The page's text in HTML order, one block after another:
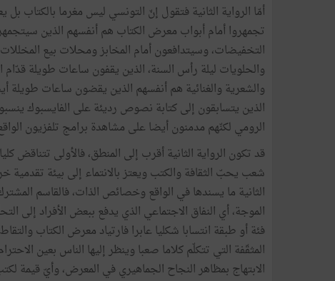
أمّا الرواية الثانية فتقول إنّ التونسي ليس مغرما بالكتاب
تجمهروا أمام أبواب معرض الكتاب هم أنفسهم الذين
التخفيضات، وسيتدافعون أمام المخابز ومحلات بيع
والحلويات ليلة رأس السنة، الذين يقفون ساعات طويلة
والشعرية والغنائية هم أنفسهم الذين يقضون ساعات طويلة
الذين يتسابقون إلى كتابة نصوص رديئة على الفايسبوك
الرومي لكنّهم مدمنون أيضا على مشاهدة برامج تلفزيون
قد تكون الرواية الثانية أقرب إلى المنطق، فالأولى تتناقض
شعب يحبّ الثقافة والكتب ويعتز بالانتماء إلى بيئة تقدمية
الثانية ما يسندها في الواقع وخصائص الذات، فالقاسم
الموجة، أي النفاق الاجتماعي الذي يدفع ببعض الأفراد
فئة أو طبقة انتسابا شكليا عابرا فارتياد معرض الكتاب
المثقّفة التي تتكلّم كلاما صعبا وينظر إليها الناس بعين
الابتهاج بمظاهر النجاح الجماهيري في المعرض، وأيّ قيمة